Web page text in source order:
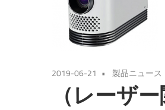
2019-06-21 製品ニュース
（レーザ